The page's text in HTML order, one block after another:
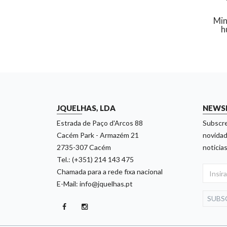
JQUELHAS, LDA
Estrada de Paço d'Arcos 88
Cacém Park - Armazém 21
2735-307 Cacém
Tel.: (+351) 214 143 475
Chamada para a rede fixa nacional
E-Mail: info@jquelhas.pt